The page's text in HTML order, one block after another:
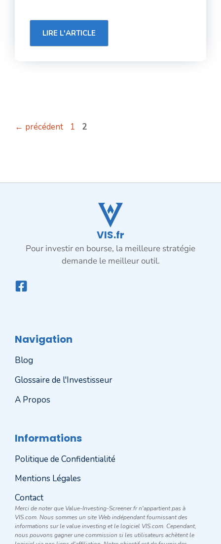
LIRE L'ARTICLE
← précédent Page
1 Page
2
VIS.fr
Pour investir en bourse, la meilleure stratégie
demande le meilleur outil.
Navigation
Blog
Glossaire de l'Investisseur
A Propos
Informations
Politique de Confidentialité
Mentions Légales
Contact
Merci de noter que Value-Investing-Screener.fr n'appartient pas à
VIS.com. Nous sommes un site Web indépendant fournissant des
informations sur le value investing et le logiciel VIS.com. Cependant,
nous pouvons gagner une commission si les utilisateurs achètent le